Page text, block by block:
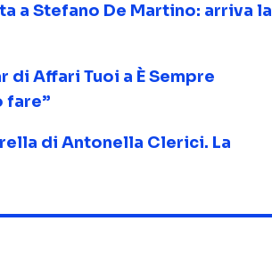
a Stefano De Martino: arriva la
Affari Tuoi a È Sempre
fare”
di Antonella Clerici. La